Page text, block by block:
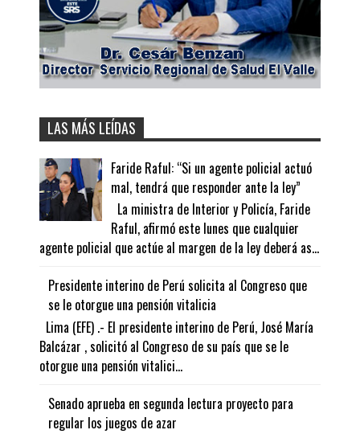
LAS MÁS LEÍDAS
Faride Raful: “Si un agente policial actuó
mal, tendrá que responder ante la ley”
La ministra de Interior y Policía, Faride
Raful, afirmó este lunes que cualquier
agente policial que actúe al margen de la ley deberá as...
Presidente interino de Perú solicita al Congreso que
se le otorgue una pensión vitalicia
Lima (EFE) .- El presidente interino de Perú, José María
Balcázar , solicitó al Congreso de su país que se le
otorgue una pensión vitalici...
Senado aprueba en segunda lectura proyecto para
regular los juegos de azar